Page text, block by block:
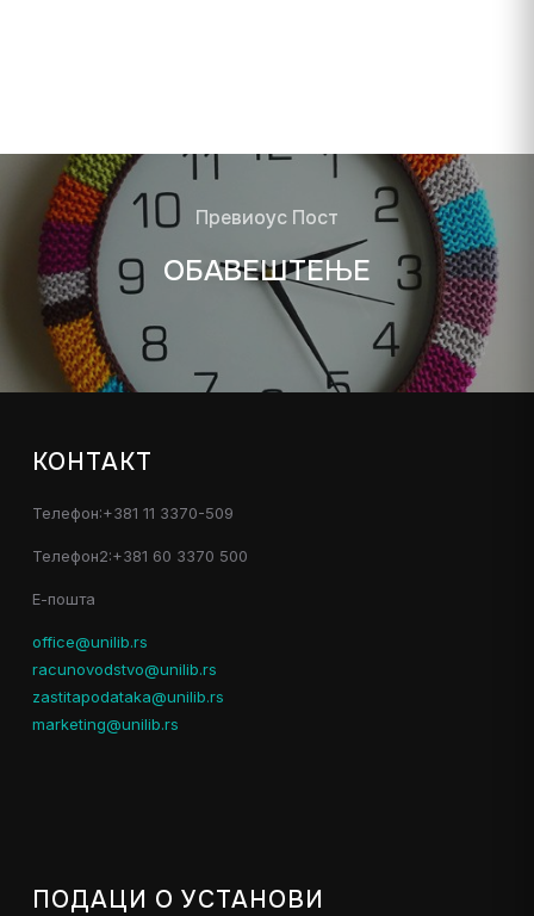
Превиоус Пост
ОБАВЕШТЕЊЕ
КОНТАКТ
Телефон:+381 11 3370-509
Телефон2:+381 60 3370 500
Е-пошта
office@unilib.rs
racunovodstvo@unilib.rs
zastitapodataka@unilib.rs
marketing@unilib.rs
ПОДАЦИ О УСТАНОВИ